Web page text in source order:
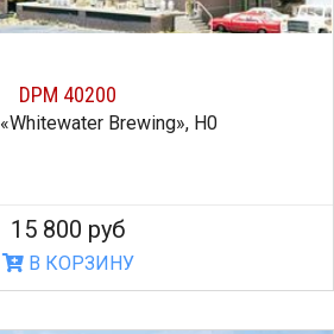
DPM 40200
Фабрика «Whitewater Brewing», H0
15 800 руб
В КОРЗИНУ